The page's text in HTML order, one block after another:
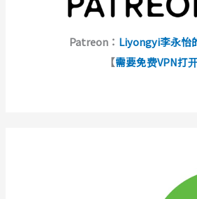
Patreon： Liyongyi李永怡
【需要免费VPN打